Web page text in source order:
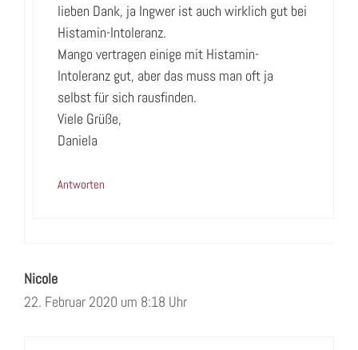
lieben Dank, ja Ingwer ist auch wirklich gut bei
Histamin-Intoleranz.
Mango vertragen einige mit Histamin-
Intoleranz gut, aber das muss man oft ja
selbst für sich rausfinden.
Viele Grüße,
Daniela
Antworten
Nicole
22. Februar 2020 um 8:18 Uhr